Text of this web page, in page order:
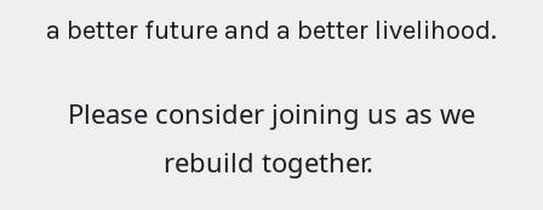
a better future and a better livelihood.
Please consider joining us as we
rebuild together.